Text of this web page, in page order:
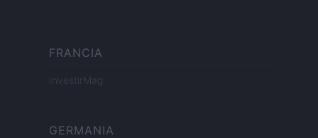
FRANCIA
InvestirMag
GERMANIA